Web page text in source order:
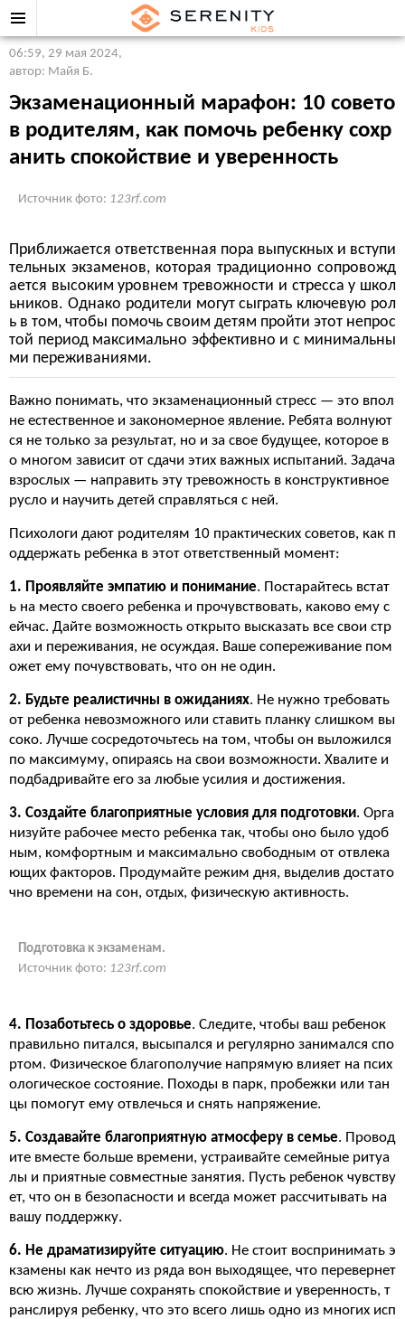
06:59, 29 мая 2024,
автор: Майя Б.
Экзаменационный марафон: 10 совето
в родителям, как помочь ребенку сохр
анить спокойствие и уверенность
Источник фото: 123rf.com
Приближается ответственная пора выпускных и вступи
тельных экзаменов, которая традиционно сопровожд
ается высоким уровнем тревожности и стресса у школ
ьников. Однако родители могут сыграть ключевую рол
ь в том, чтобы помочь своим детям пройти этот непрос
той период максимально эффективно и с минимальны
ми переживаниями.
Важно понимать, что экзаменационный стресс — это впол
не естественное и закономерное явление. Ребята волнуют
ся не только за результат, но и за свое будущее, которое в
о многом зависит от сдачи этих важных испытаний. Задача
взрослых — направить эту тревожность в конструктивное
русло и научить детей справляться с ней.
Психологи дают родителям 10 практических советов, как п
оддержать ребенка в этот ответственный момент:
1. Проявляйте эмпатию и понимание. Постарайтесь встат
ь на место своего ребенка и прочувствовать, каково ему с
ейчас. Дайте возможность открыто высказать все свои стр
ахи и переживания, не осуждая. Ваше сопереживание пом
ожет ему почувствовать, что он не один.
2. Будьте реалистичны в ожиданиях. Не нужно требовать
от ребенка невозможного или ставить планку слишком вы
соко. Лучше сосредоточьтесь на том, чтобы он выложился
по максимуму, опираясь на свои возможности. Хвалите и
подбадривайте его за любые усилия и достижения.
3. Создайте благоприятные условия для подготовки. Орга
низуйте рабочее место ребенка так, чтобы оно было удоб
ным, комфортным и максимально свободным от отвлека
ющих факторов. Продумайте режим дня, выделив достато
чно времени на сон, отдых, физическую активность.
Подготовка к экзаменам.
Источник фото: 123rf.com
4. Позаботьтесь о здоровье. Следите, чтобы ваш ребенок
правильно питался, высыпался и регулярно занимался спо
ртом. Физическое благополучие напрямую влияет на псих
ологическое состояние. Походы в парк, пробежки или тан
цы помогут ему отвлечься и снять напряжение.
5. Создавайте благоприятную атмосферу в семье. Провод
ите вместе больше времени, устраивайте семейные ритуа
лы и приятные совместные занятия. Пусть ребенок чувству
ет, что он в безопасности и всегда может рассчитывать на
вашу поддержку.
6. Не драматизируйте ситуацию. Не стоит воспринимать э
кзамены как нечто из ряда вон выходящее, что перевернет
всю жизнь. Лучше сохранять спокойствие и уверенность, т
ранслируя ребенку, что это всего лишь одно из многих исп